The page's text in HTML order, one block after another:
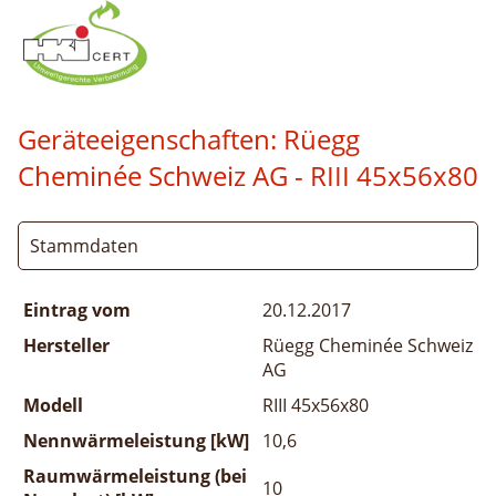
Geräteeigenschaften: Rüegg
Cheminée Schweiz AG - RIII 45x56x80
Stammdaten
Eintrag vom
20.12.2017
Hersteller
Rüegg Cheminée Schweiz
AG
Modell
RIII 45x56x80
Nennwärmeleistung [kW] 10,6
Raumwärmeleistung (bei
10